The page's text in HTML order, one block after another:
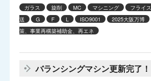
ガラス
旋削 MC マシニング フライス
送
G F L ISO9001 2025大阪万博
策、事業再構築補助金、再エネ
バランシングマシン更新完了！